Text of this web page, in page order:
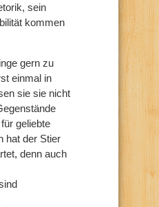
sein
kommen
gern zu
einmal in
sie sie nicht
geliebte
hat der Stier
denn auch